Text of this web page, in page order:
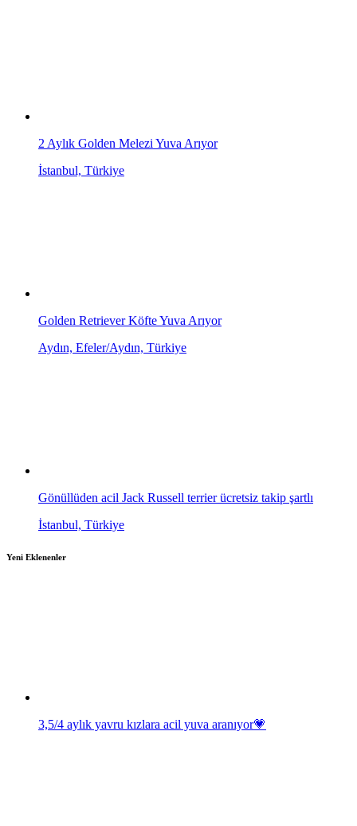
2 Aylık Golden Melezi Yuva Arıyor
İstanbul, Türkiye
Golden Retriever Köfte Yuva Arıyor
Aydın, Efeler/Aydın, Türkiye
Gönüllüden acil Jack Russell terrier ücretsiz takip şartlı
İstanbul, Türkiye
Yeni Eklenenler
3,5/4 aylık yavru kızlara acil yuva aranıyor💗